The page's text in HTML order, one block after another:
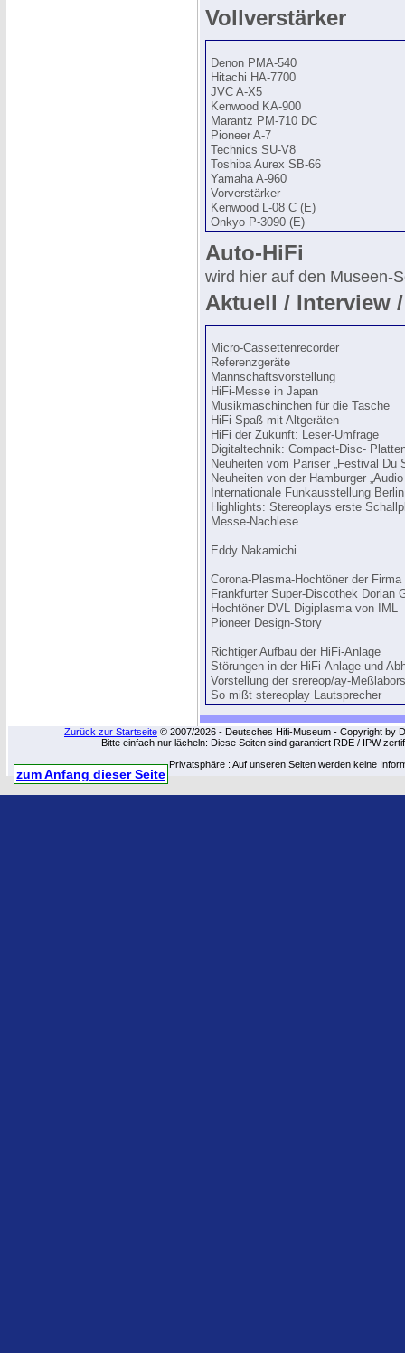
Vollverstärker
Denon PMA-540
Hitachi HA-7700
JVC A-X5
Kenwood KA-900
Marantz PM-710 DC
Pioneer A-7
Technics SU-V8
Toshiba Aurex SB-66
Yamaha A-960
Vorverstärker
Kenwood L-08 C (E)
Onkyo P-3090 (E)
Auto-HiFi
wird hier auf den Museen-
Aktuell / Interview
Micro-Cassettenrecorder
Referenzgeräte
Mannschaftsvorstellung
HiFi-Messe in Japan
Musikmaschinchen für die Tasche
HiFi-Spaß mit Altgeräten
HiFi der Zukunft: Leser-Umfrage
Digitaltechnik: Compact-Disc-
Neuheiten vom Pariser „Festival Du
Neuheiten von der Hamburger
Internationale Funkausstellung Berlin
Highlights: Stereoplays erste
Messe-Nachlese
Eddy Nakamichi
Corona-Plasma-Hochtöner der Firma
Frankfurter Super-Discothek Dorian
Hochtöner DVL Digiplasma von IML
Pioneer Design-Story
Richtiger Aufbau der HiFi-Anlage
Störungen in der HiFi-Anlage und
Vorstellung der srereop/ay-Meßlabors
So mißt stereoplay Lautsprecher
Zurück zur Startseite © 2007/2026 - Deutsches Hifi-Museum - Copyright by
Bitte einfach nur lächeln: Diese Seiten sind garantiert RDE / IPW
Privatsphäre : Auf unseren Seiten werden keine
zum Anfang dieser Seite